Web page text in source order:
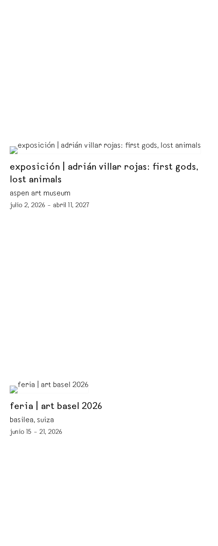
exposición | adrián villar rojas: first gods,
lost animals
aspen art museum
julio 2, 2026 – abril 11, 2027
feria | art basel 2026
basilea, suiza
junio 15 – 21, 2026